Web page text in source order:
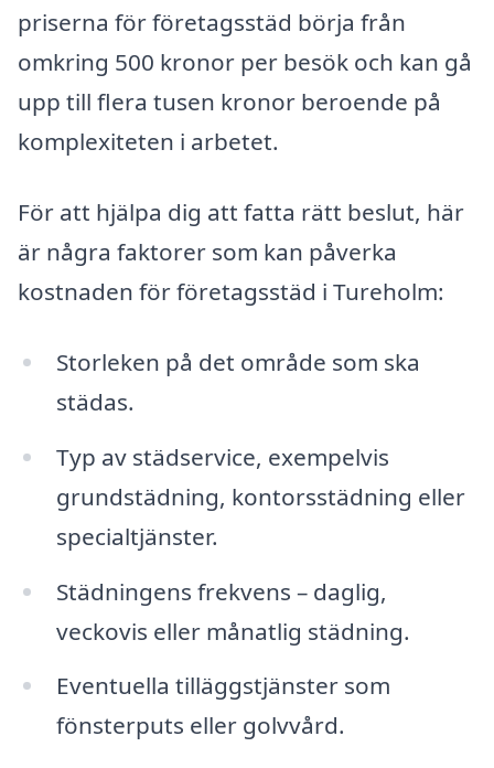
priserna för företagsstäd börja från
omkring 500 kronor per besök och kan gå
upp till flera tusen kronor beroende på
komplexiteten i arbetet.
För att hjälpa dig att fatta rätt beslut, här
är några faktorer som kan påverka
kostnaden för företagsstäd i Tureholm:
Storleken på det område som ska
städas.
Typ av städservice, exempelvis
grundstädning, kontorsstädning eller
specialtjänster.
Städningens frekvens – daglig,
veckovis eller månatlig städning.
Eventuella tilläggstjänster som
fönsterputs eller golvvård.